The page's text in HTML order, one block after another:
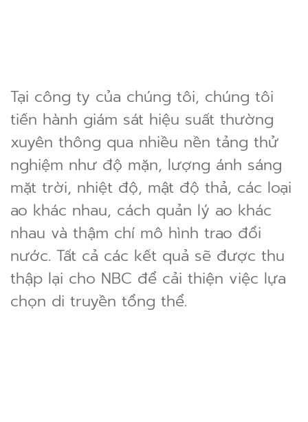
Tại công ty của chúng tôi, chúng tôi
tiến hành giám sát hiệu suất thường
xuyên thông qua nhiều nền tảng thử
nghiệm như độ mặn, lượng ánh sáng
mặt trời, nhiệt độ, mật độ thả, các loại
ao khác nhau, cách quản lý ao khác
nhau và thậm chí mô hình trao đổi
nước. Tất cả các kết quả sẽ được thu
thập lại cho NBC để cải thiện việc lựa
chọn di truyền tổng thể.